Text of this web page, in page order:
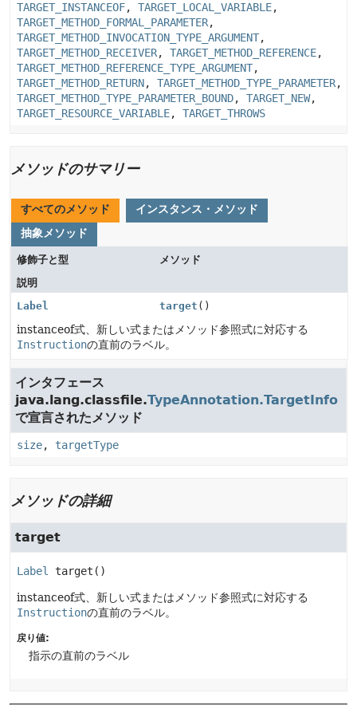
TARGET_INSTANCEOF, TARGET_LOCAL_VARIABLE,
TARGET_METHOD_FORMAL_PARAMETER,
TARGET_METHOD_INVOCATION_TYPE_ARGUMENT,
TARGET_METHOD_RECEIVER, TARGET_METHOD_REFERENCE,
TARGET_METHOD_REFERENCE_TYPE_ARGUMENT,
TARGET_METHOD_RETURN, TARGET_METHOD_TYPE_PARAMETER,
TARGET_METHOD_TYPE_PARAMETER_BOUND, TARGET_NEW,
TARGET_RESOURCE_VARIABLE, TARGET_THROWS
メソッドのサマリー
すべてのメソッド
インスタンス・メソッド
抽象メソッド
修飾子と型
メソッド
説明
Label
target ()
instanceof式、新しい式またはメソッド参照式に対応する
Instructionの直前のラベル。
インタフェース
java.lang.classfile.TypeAnnotation.TargetInfo
で宣言されたメソッド
size, targetType
メソッドの詳細
target
Label target ()
instanceof式、新しい式またはメソッド参照式に対応する
Instructionの直前のラベル。
戻り値:
指示の直前のラベル